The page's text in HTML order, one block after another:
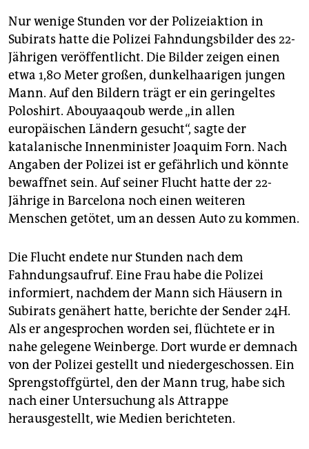
Nur wenige Stunden vor der Polizeiaktion in
Subirats hatte die Polizei Fahndungsbilder des 22-
Jährigen veröffentlicht. Die Bilder zeigen einen
etwa 1,80 Meter großen, dunkelhaarigen jungen
Mann. Auf den Bildern trägt er ein geringeltes
Poloshirt. Abouyaaqoub werde „in allen
europäischen Ländern gesucht“, sagte der
katalanische Innenminister Joaquim Forn. Nach
Angaben der Polizei ist er gefährlich und könnte
bewaffnet sein. Auf seiner Flucht hatte der 22-
Jährige in Barcelona noch einen weiteren
Menschen getötet, um an dessen Auto zu kommen.
Die Flucht endete nur Stunden nach dem
Fahndungsaufruf. Eine Frau habe die Polizei
informiert, nachdem der Mann sich Häusern in
Subirats genähert hatte, berichte der Sender 24H.
Als er angesprochen worden sei, flüchtete er in
nahe gelegene Weinberge. Dort wurde er demnach
von der Polizei gestellt und niedergeschossen. Ein
Sprengstoffgürtel, den der Mann trug, habe sich
nach einer Untersuchung als Attrappe
herausgestellt, wie Medien berichteten.